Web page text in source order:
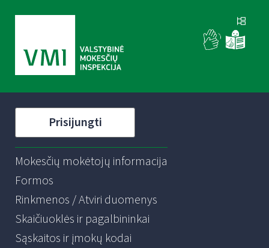
Prisijungti
Mokesčių mokėtojų informacija
Formos
Rinkmenos / Atviri duomenys
Skaičiuoklės ir pagalbininkai
Sąskaitos ir įmokų kodai